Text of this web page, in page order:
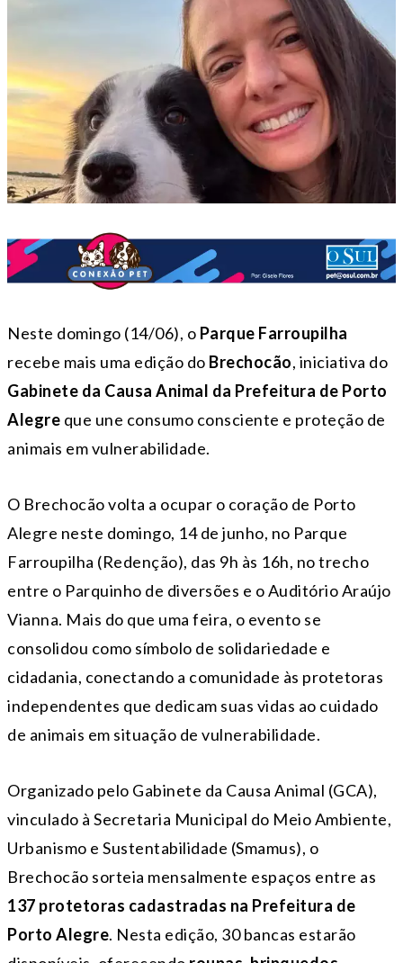
Neste domingo (14/06), o Parque Farroupilha
recebe mais uma edição do Brechocão, iniciativa do
Gabinete da Causa Animal da Prefeitura de Porto
Alegre que une consumo consciente e proteção de
animais em vulnerabilidade.
O Brechocão volta a ocupar o coração de Porto
Alegre neste domingo, 14 de junho, no Parque
Farroupilha (Redenção), das 9h às 16h, no trecho
entre o Parquinho de diversões e o Auditório Araújo
Vianna. Mais do que uma feira, o evento se
consolidou como símbolo de solidariedade e
cidadania, conectando a comunidade às protetoras
independentes que dedicam suas vidas ao cuidado
de animais em situação de vulnerabilidade.
Organizado pelo Gabinete da Causa Animal (GCA),
vinculado à Secretaria Municipal do Meio Ambiente,
Urbanismo e Sustentabilidade (Smamus), o
Brechocão sorteia mensalmente espaços entre as
137 protetoras cadastradas na Prefeitura de
Porto Alegre. Nesta edição, 30 bancas estarão